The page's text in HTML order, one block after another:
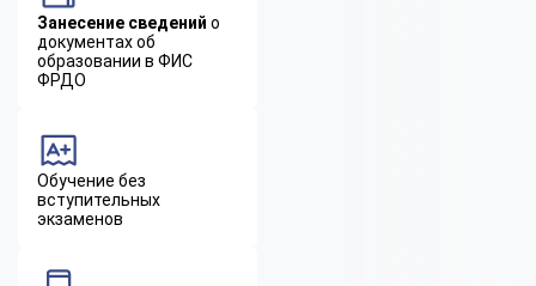
Занесение сведений о
документах об
образовании в ФИС
ФРДО
Обучение без
вступительных
экзаменов